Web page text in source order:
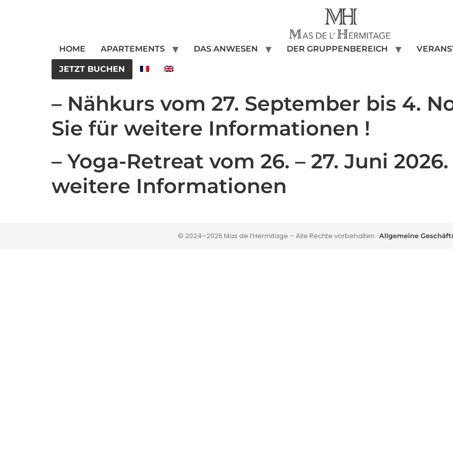
HOME APARTEMENTS DAS ANWESEN DER GRUPPENBEREICH
JETZT BUCHEN
– Nähkurs vom 27. September bis 4.
Sie für weitere Informationen !
– Yoga-Retreat vom 26. – 27. Juni
weitere Informationen
© 2024–2026 Mas de l’Hermitage – Alle Rechte vorbehalten · Allgemeine